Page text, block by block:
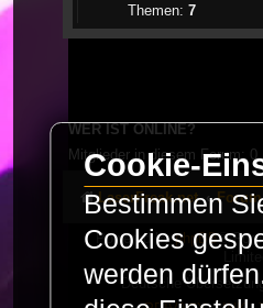
Themen: 7
WER IST ONLINE?
Mitglieder in diesem Forum:
LaserFreak.net Forum
Powered byphpBB®
Limited
Deutsche
Cookie-
Bestimmen
Cookies
werden